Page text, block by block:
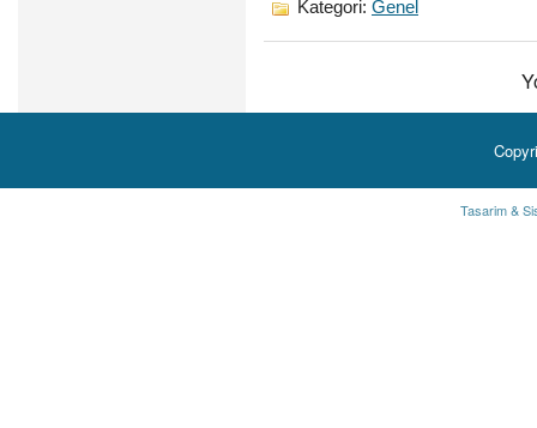
Kategori: Genel
Tasarim &